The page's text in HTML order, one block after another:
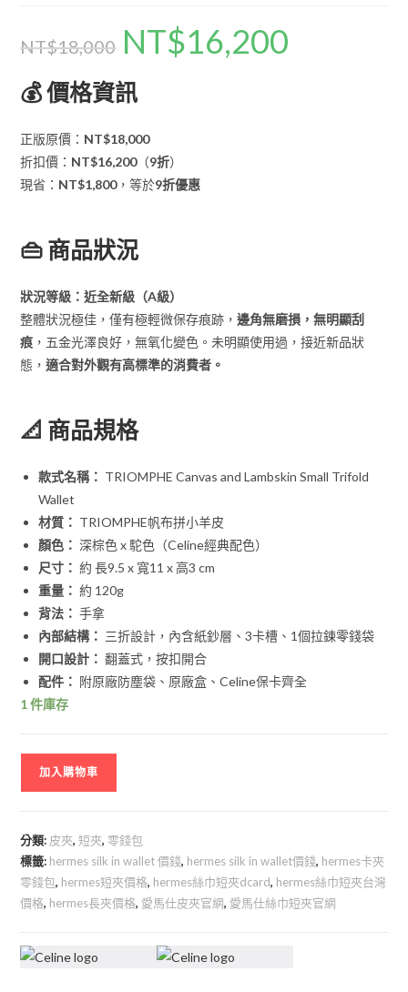
NT$18,000 NT$16,200
💰 價格資訊
正版原價： NT$18,000
折扣價： NT$16,200（9折）
現省： NT$1,800，等於9折優惠
👜 商品狀況
狀況等級：近全新級（A級）
整體狀況極佳，僅有極輕微保存痕跡，邊角無磨損，無明顯刮
痕 ，五金光澤良好，無氧化變色。未明顯使用過，接近新品狀
態，適合對外觀有高標準的消費者。
📐 商品規格
款式名稱： TRIOMPHE Canvas and Lambskin Small Trifold
Wallet
材質： TRIOMPHE帆布拼小羊皮
顏色： 深棕色 x 駝色（Celine經典配色）
尺寸： 約 長9.5 x 寬11 x 高3 cm
重量： 約 120g
背法： 手拿
內部結構： 三折設計，內含紙鈔層、3卡槽、1個拉鍊零錢袋
開口設計： 翻蓋式，按扣開合
配件： 附原廠防塵袋、原廠盒、Celine保卡齊全
1 件庫存
加入購物車
分類: 皮夾,短夾, 零錢包
標籤: hermes silk in wallet 價錢, hermes silk in wallet價錢, hermes卡夾
零錢包, hermes短夾價格, hermes絲巾短夾dcard, hermes絲巾短夾台灣
價格, hermes長夾價格, 愛馬仕皮夾官網, 愛馬仕絲巾短夾官網